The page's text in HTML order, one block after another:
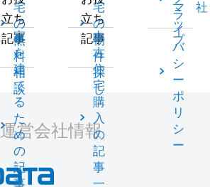
宅
の
無
料
相
談
立ち
記事
家
を
建
て
る
た
め
の
記
事
宅
の
物
件
探
し
立ち
記事
中
古
住
宅
購
入
の
記
事
一
マ
ッ
プ
社
ラ
イ
バ
シ
ー
ポ
リ
シ
ー
運営会社情報